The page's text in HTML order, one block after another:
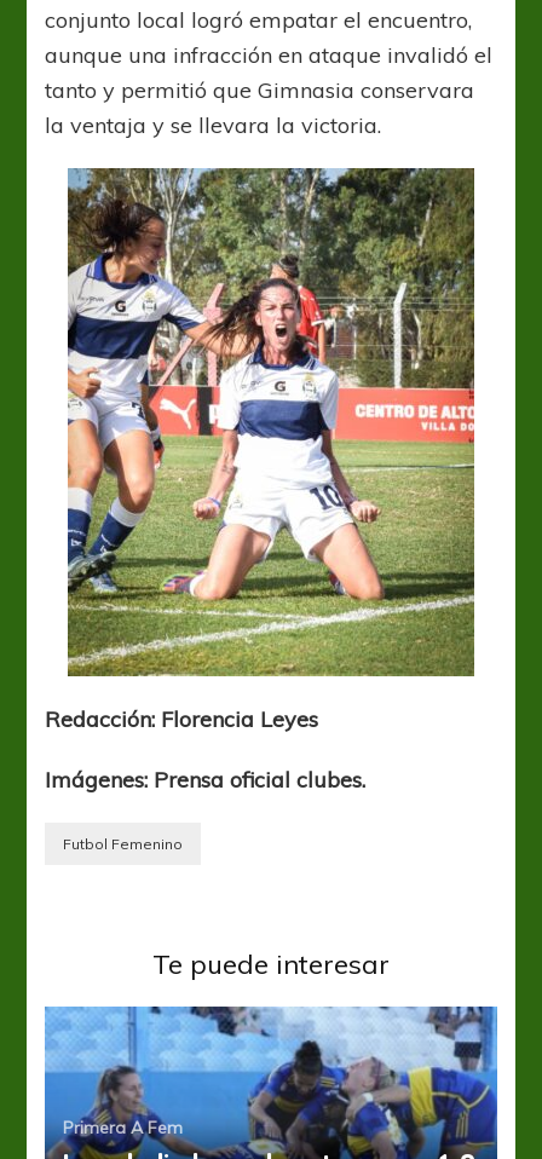
conjunto local logró empatar el encuentro,
aunque una infracción en ataque invalidó el
tanto y permitió que Gimnasia conservara
la ventaja y se llevara la victoria.
Redacción: Florencia Leyes
Imágenes: Prensa oficial clubes.
Futbol Femenino
Te puede interesar
Primera A Fem